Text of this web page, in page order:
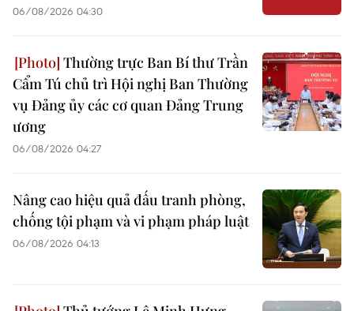
06/08/2026 04:30
Thường trực Ban Bí thư Trần
Cẩm Tú chủ trì Hội nghị Ban Thường
vụ Đảng ủy các cơ quan Đảng Trung
ương
06/08/2026 04:27
Nâng cao hiệu quả đấu tranh phòng,
chống tội phạm và vi phạm pháp luật
06/08/2026 04:13